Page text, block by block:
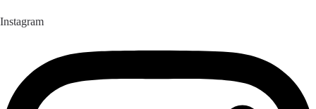
Instagram